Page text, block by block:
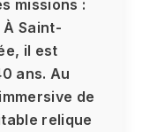
missions :
Saint-
il est
ans. Au
de
relique